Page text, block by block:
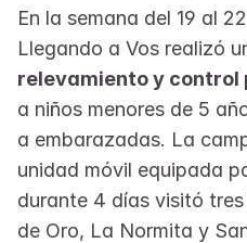
En la semana del 19 al
Llegando a Vos realizó
relevamiento y
a niños menores de 5
a embarazadas. La
unidad móvil equipada
durante 4 días visitó
de Oro, La Normita y